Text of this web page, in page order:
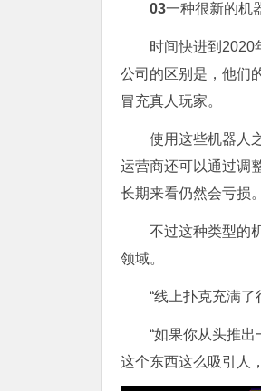
03一种很新的机
时间快进到2020
公司的区别是，他们
冒充真人玩家。
使用这些机器人
运营商还可以通过调
长期来看仍然会亏损。
不过这种类型的
领域。
“线上扑克充满
“如果你从头推
这个东西这么吸引人